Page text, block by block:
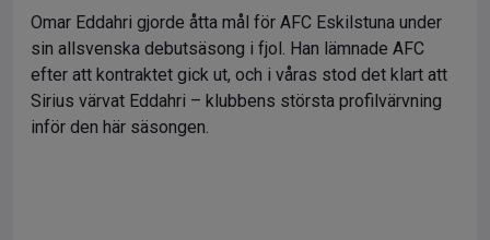
Omar Eddahri gjorde åtta mål för AFC Eskilstuna under
sin allsvenska debutsäsong i fjol. Han lämnade AFC
efter att kontraktet gick ut, och i våras stod det klart att
Sirius värvat Eddahri – klubbens största profilvärvning
inför den här säsongen.